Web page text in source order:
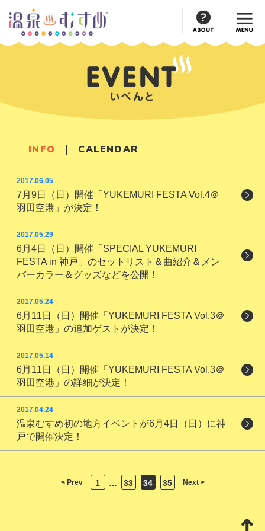
Official
Account
INFO CALENDAR
2017.06.05
7月9日（日）開催「YUKEMURI FESTA Vol.4＠
羽田空港」が決定！
2017.05.29
6月4日（日）開催「SPECIAL YUKEMURI
FESTA in 神戸」のセットリスト＆曲紹介＆メン
バーカラー＆グッズなどを公開！
2017.05.24
6月11日（日）開催「YUKEMURI FESTA Vol.3＠
羽田空港」の追加ゲストが決定！
2017.05.14
6月11日（日）開催「YUKEMURI FESTA Vol.3＠
羽田空港」の詳細が決定！
2017.04.24
温泉むすめ初の地方イベントが6月4日（日）に神
戸で開催決定！
< Prev 1 … 33 34 35 Next >